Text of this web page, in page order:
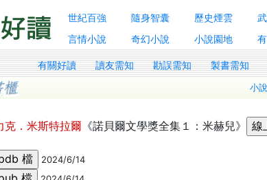
世紀百強 隨身智囊 歷史煙雲
言情小說
奇幻小說 小說園地
有關好讀 讀友需知 勘誤需知 製書需知
小
克．米斯特拉爾 《諾貝爾文學獎全集１：米赫兒》
2024/6/14